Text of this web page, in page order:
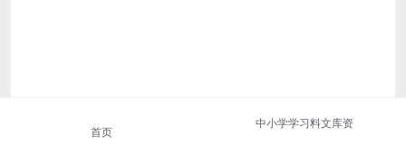
首页
中小学学习料文库资